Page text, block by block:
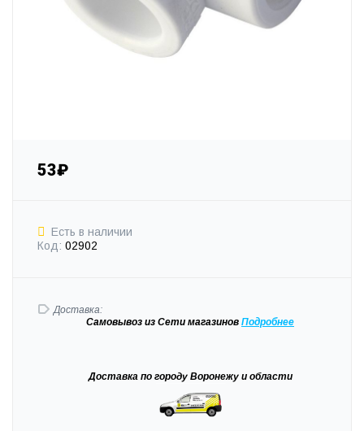
53₽
Есть в наличии
Код: 02902
Доставка:
Самовывоз из Сети магазинов Подробнее
Доставка по городу Воронежу и области